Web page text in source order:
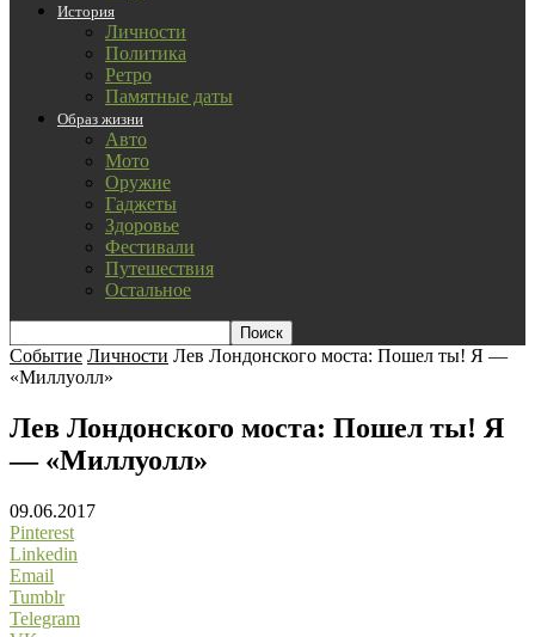
История
Личности
Политика
Ретро
Памятные даты
Образ жизни
Авто
Мото
Оружие
Гаджеты
Здоровье
Фестивали
Путешествия
Остальное
Событие Личности Лев Лондонского моста: Пошел ты! Я —
«Миллуолл»
Лев Лондонского моста: Пошел ты! Я
— «Миллуолл»
09.06.2017
Pinterest
Linkedin
Email
Tumblr
Telegram